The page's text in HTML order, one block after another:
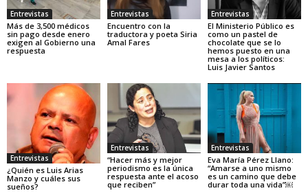
Entrevistas
Más de 3,500 médicos
sin pago desde enero
exigen al Gobierno una
respuesta
Entrevistas
Encuentro con la
traductora y poeta Siria
Amal Fares
Entrevistas
El Ministerio Público es
como un pastel de
chocolate que se lo
hemos puesto en una
mesa a los políticos:
Luis Javier Santos
Entrevistas
¿Quién es Luis Arias
Manzo y cuáles sus
sueños?
Entrevistas
“Hacer más y mejor
periodismo es la única
respuesta ante el acoso
que reciben”
Entrevistas
Eva María Pérez Llano:
“Amarse a uno mismo
es un camino que debe
durar toda una vida”￼